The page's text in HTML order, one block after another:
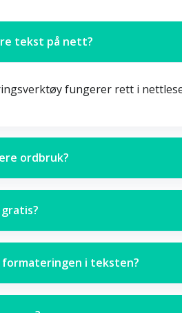
tekst på nett?
fungerer rett i
ordbruk?
formateringen i teksten?